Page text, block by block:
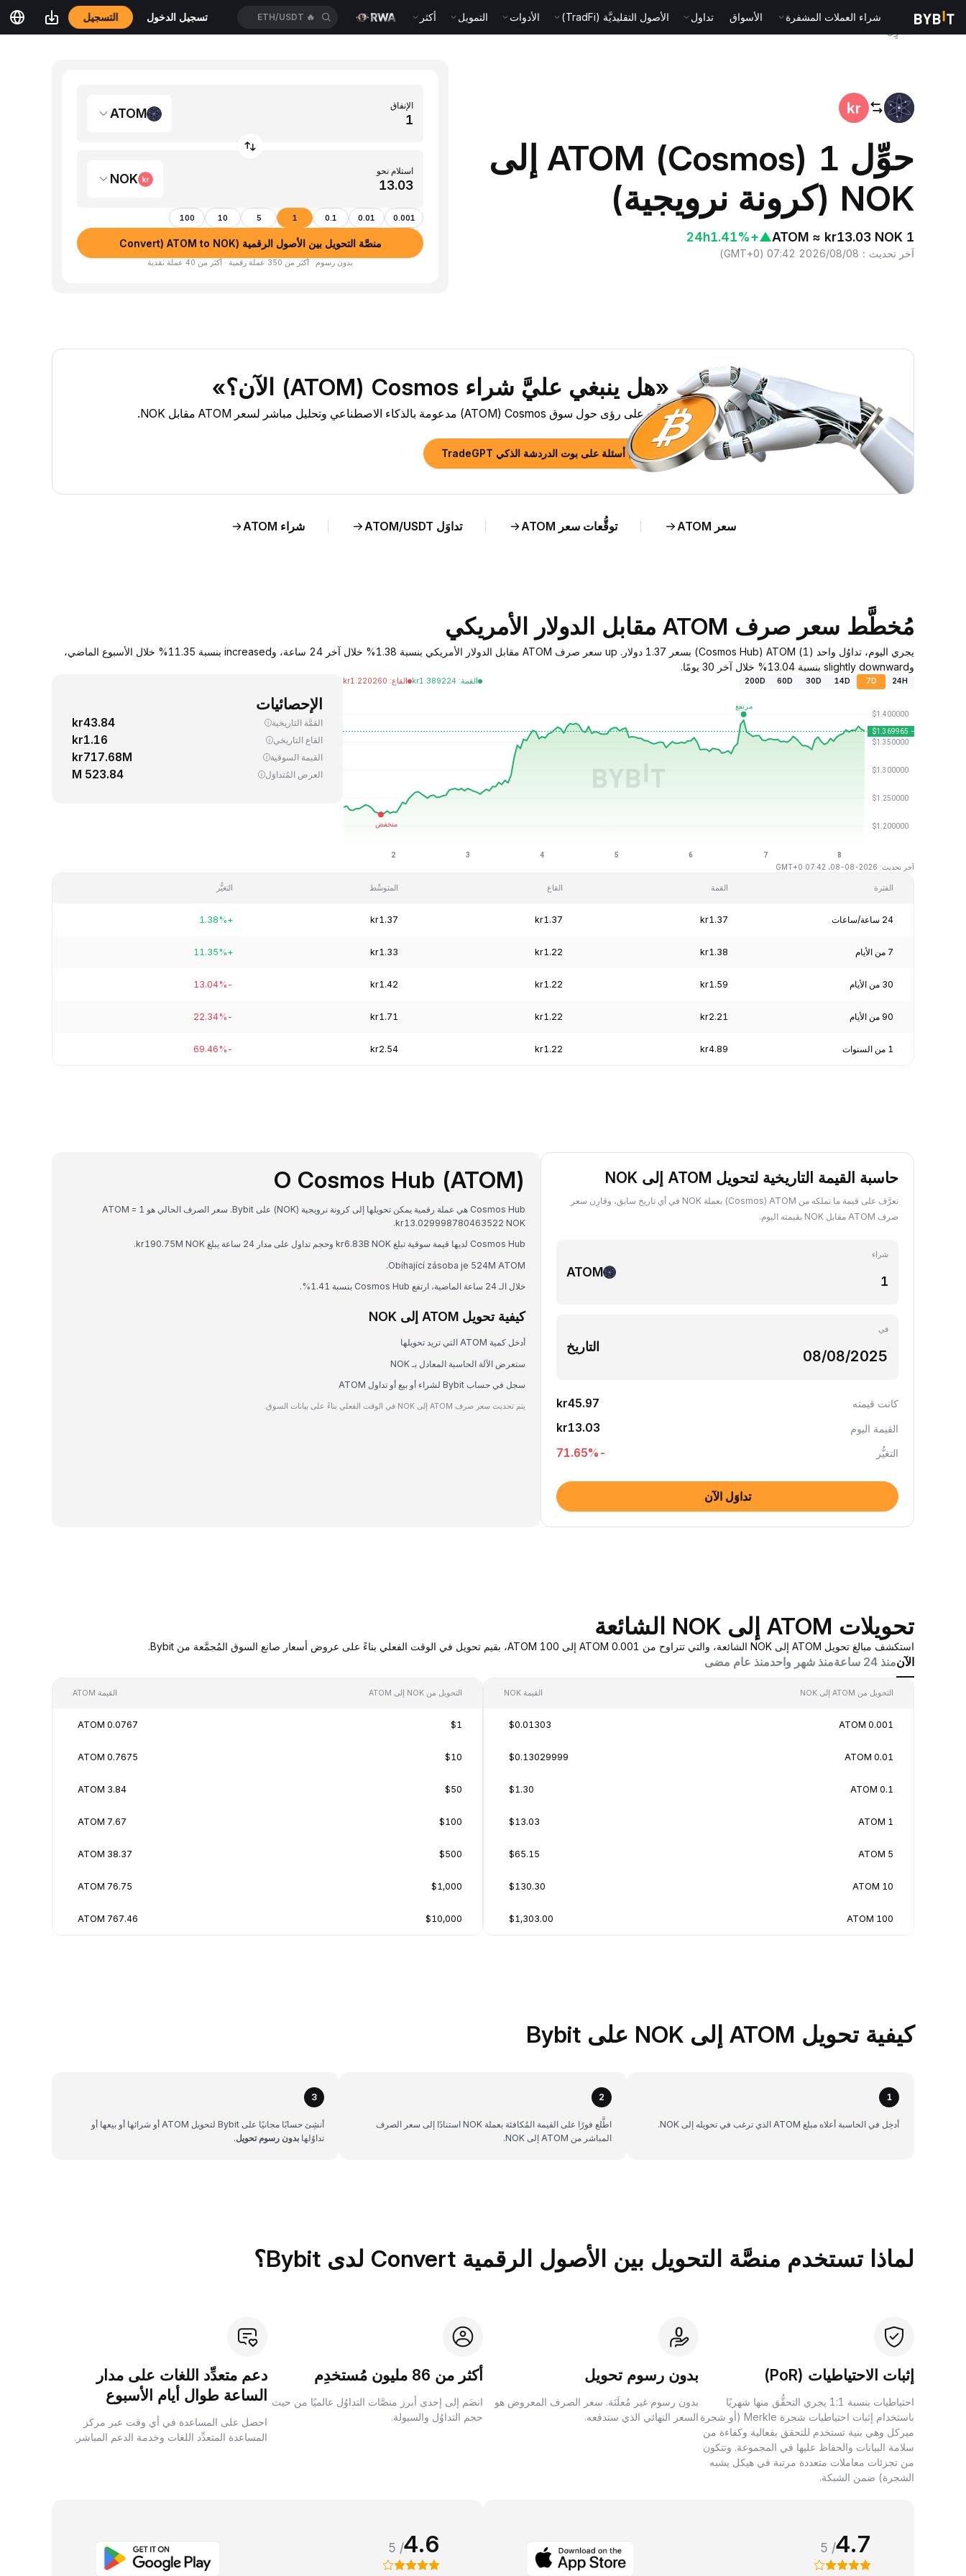
شراء العملات المشفرة الأسواق تداول الأصول التقليديَّة (TradFi) الأدوات التمويل أكثر 🔥
ETH/USDT تسجيل الدخول التسجيل
حوِّل 1 ATOM (Cosmos) إلى
NOK (كرونة نرويجية)
1 ATOM ≈ kr13.03 NOK
▲
+1.41%
24h
آخر تحديث ：
2026/08/08 07:42
(
GMT+0
)
الإنفاق
ATOM
استلام نحو
NOK
0.001
0.01
0.1
1
5
10
100
منصَّة التحويل بين الأصول الرقمية (Convert) ATOM to NOK
بدون رسوم · أكثر من 350 عملة رقمية · أكثر من 40 عملة نقدية
«هل ينبغي عليَّ شراء Cosmos ‏(ATOM) الآن؟»
اطَّلع على رؤى حول سوق Cosmos ‏(ATOM) مدعومة بالذكاء الاصطناعي وتحليل مباشر لسعر ATOM مقابل NOK.
اطرح أسئلة على بوت الدردشة الذكي TradeGPT
سعر ATOM توقُّعات سعر ATOM تداوَل ATOM/USDT شراء ATOM
مُخطَّط سعر صرف ATOM مقابل الدولار الأمريكي
يجري اليوم، تداوُل واحد (1) ATOM ‏(Cosmos Hub) بسعر 1.37 دولار. up سعر صرف ATOM مقابل الدولار الأمريكي بنسبة 1.38% خلال آخر 24 ساعة، وincreased بنسبة 11.35% خلال الأسبوع الماضي،
وslightly downward بنسبة 13.04% خلال آخر 30 يومًا.
24H
7D
14D
30D
60D
200D القمة:
kr1.389224 القاع:
kr1.220260
آخر تحديث: 2026-08-08، 07:42 GMT+0
الإحصائيات
القمَّة التاريخية kr43.84
القاع التاريخي kr1.16
القيمة السوقية kr717.68M
العرض المُتداوَل 523.84 M
الفترة القمة القاع المتوسِّط التغيُّر
24 ساعة/ساعات kr1.37
kr1.37
kr1.37
+1.38%
7 من الأيام kr1.38
kr1.22
kr1.33
+11.35%
30 من الأيام kr1.59
kr1.22
kr1.42
-13.04%
90 من الأيام kr2.21
kr1.22
kr1.71
-22.34%
1 من السنوات kr4.89
kr1.22
kr2.54
-69.46%
حاسبة القيمة التاريخية لتحويل ATOM إلى NOK
تعرَّف على قيمة ما تملكه من ATOM ‏(Cosmos) بعملة NOK في أي تاريخ سابق، وقارِن سعر
صرف ATOM مقابل NOK بقيمته اليوم.
شراء
ATOM
في
التاريخ
كانت قيمته kr45.97
القيمة اليوم kr13.03
التغيُّر -71.65
%
تداوَل الآن
O Cosmos Hub (ATOM)
Cosmos Hub هي عملة رقمية يمكن تحويلها إلى كرونة نرويجية (NOK) على Bybit. سعر الصرف الحالي هو 1 ATOM =
kr13.029998780463522 NOK.
Cosmos Hub لديها قيمة سوقية تبلغ kr6.83B NOK وحجم تداول على مدار 24 ساعة يبلغ kr190.75M NOK.
Obíhající zásoba je 524M ATOM.
خلال الـ 24 ساعة الماضية، ارتفع Cosmos Hub بنسبة 1.41%.
كيفية تحويل ATOM إلى NOK
أدخل كمية ATOM التي تريد تحويلها
ستعرض الآلة الحاسبة المعادل بـ NOK
سجل في حساب Bybit لشراء أو بيع أو تداول ATOM
يتم تحديث سعر صرف ATOM إلى NOK في الوقت الفعلي بناءً على بيانات السوق.
تحويلات ATOM إلى NOK الشائعة
استكشف مبالغ تحويل ATOM إلى NOK الشائعة، والتي تتراوح من 0.001 ATOM إلى 100 ATOM، بقيم تحويل في الوقت الفعلي بناءً على عروض أسعار صانع السوق المُجمَّعة من Bybit.
الآنمنذ 24 ساعة منذ شهر واحدمنذ عام مضى
التحويل من ATOM إلى NOK القيمة NOK
0.001 ATOM
$0.01303
0.01 ATOM
$0.13029999
0.1 ATOM
$1.30
1 ATOM
$13.03
5 ATOM
$65.15
10 ATOM
$130.30
100 ATOM
$1,303.00
التحويل من NOK إلى ATOM القيمة ATOM
$1
0.0767 ATOM
$10
0.7675 ATOM
$50
3.84 ATOM
$100
7.67 ATOM
$500
38.37 ATOM
$1,000
76.75 ATOM
$10,000
767.46 ATOM
كيفية تحويل ATOM إلى NOK على Bybit
1
أدخِل في الحاسبة أعلاه مبلغ ATOM الذي ترغب في تحويله إلى NOK.
2
اطَّلع فورًا على القيمة المُكافئة بعملة NOK استنادًا إلى سعر الصرف
المباشر من ATOM إلى NOK.
3
أنشِئ حسابًا مجانيًا على Bybit لتحويل ATOM أو شرائها أو بيعها أو
تداوُلها بدون رسوم تحويل.
لماذا تستخدم منصَّة التحويل بين الأصول الرقمية Convert لدى Bybit؟
إثبات الاحتياطيات (PoR)
احتياطيات بنسبة 1:1 يجري التحقُّق منها شهريًا
باستخدام إثبات احتياطيات شجرة Merkle (أو شجرة
ميركل وهي بنية تستخدم للتحقق بفعالية وكفاءة من
سلامة البيانات والحفاظ عليها في المجموعة. وتتكون
من تجزئات معاملات متعددة مرتبة في هيكل يشبه
الشجرة) ضمن الشبكة.
بدون رسوم تحويل
بدون رسوم غير مُعلَنَة. سعر الصرف المعروض هو
السعر النهائي الذي ستدفعه.
أكثر من 86 مليون مُستخدِم
انضَم إلى إحدى أبرز منصَّات التداوُل عالميًا من حيث
حجم التداوُل والسيولة.
دعم متعدِّد اللغات على مدار
الساعة طوال أيام الأسبوع
احصل على المساعدة في أي وقت عبر مركز
المساعدة المتعدِّد اللغات وخدمة الدعم المباشر.
4.7
/ 5
4.6
/ 5